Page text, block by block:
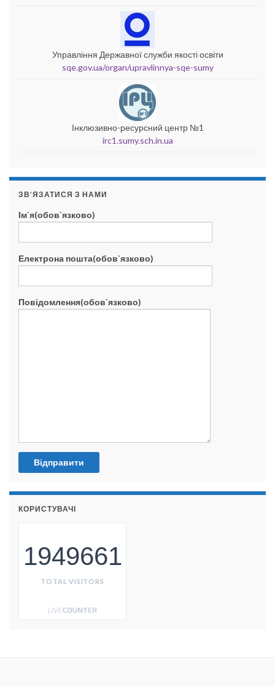
Управління Державної служби якості освіти
sqe.gov.ua/organ/upravlinnya-sqe-sumy
Інклюзивно-ресурсний центр №1
irc1.sumy.sch.in.ua
ЗВ’ЯЗАТИСЯ З НАМИ
Ім`я(обов`язково)
Електрона пошта(обов`язково)
Повідомлення(обов`язково)
КОРИСТУВАЧІ
1949661
TOTAL VISITORS